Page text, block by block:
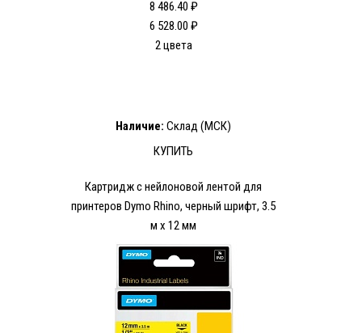
8 486.40 ₽
6 528.00 ₽
2 цвета
Наличие: Склад (МСК)
КУПИТЬ
Картридж c нейлоновой лентой для
принтеров Dymo Rhino, черный шрифт, 3.5
м х 12 мм